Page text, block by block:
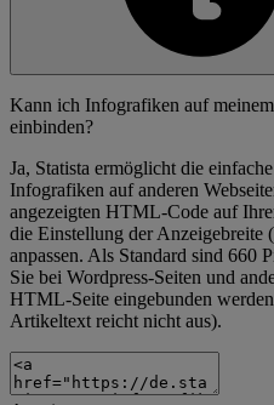
Kann ich Infografiken auf
einbinden?
Ja, Statista ermöglicht die
Infografiken auf anderen
angezeigten HTML-Code auf
die Einstellung der Anzeigebreite
anpassen. Als Standard sind 660
Sie bei Wordpress-Seiten und
HTML-Seite eingebunden
Artikeltext reicht nicht aus).